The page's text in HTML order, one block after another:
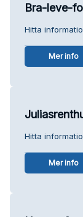
Bra-leve-
Hitta
Mer info
Hitta
Mer info